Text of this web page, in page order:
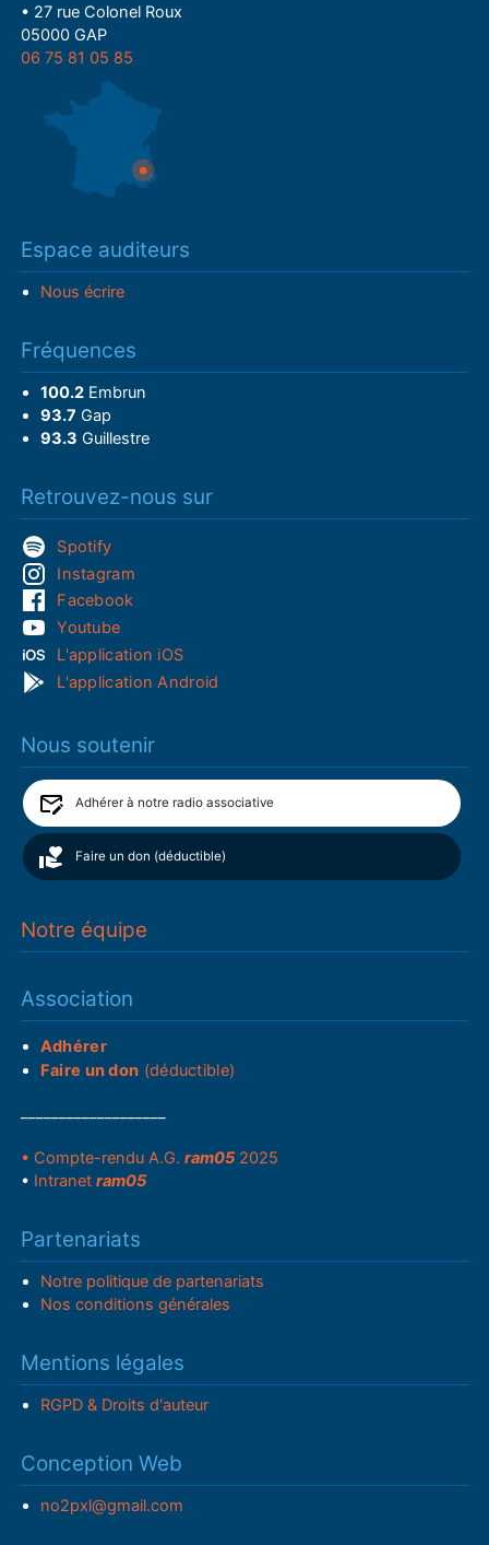
• 27 rue Colonel Roux
05000 GAP
06 75 81 05 85
Espace auditeurs
Nous écrire
Fréquences
100.2Embrun
93.7 Gap
93.3 Guillestre
Retrouvez-nous sur
Spotify
Instagram
Facebook
Youtube
L'application iOS
L'application Android
Nous soutenir
Adhérer à notre radio associative
Faire un don (déductible)
Notre équipe
Association
Adhérer
Faire un don (déductible)
• Compte-rendu A.G.ram05 2025
• Intranetram05
Partenariats
Notre politique de partenariats
Nos conditions générales
Mentions légales
RGPD & Droits d'auteur
Conception Web
no2pxl@gmail.com